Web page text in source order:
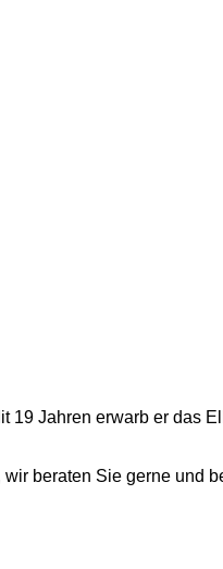
Jahren erwarb er das
beraten Sie gerne und